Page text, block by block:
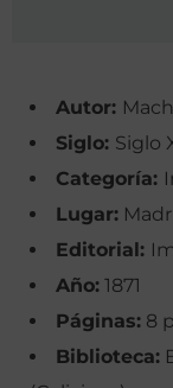
Autor:
Siglo: Siglo
Categoría:
Lugar:
Editorial:
Año: 1871
Páginas: 8
Biblioteca: